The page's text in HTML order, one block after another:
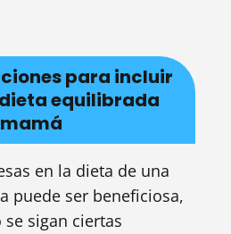
para incluir
equilibrada
en la dieta de una
puede ser beneficiosa,
sigan ciertas